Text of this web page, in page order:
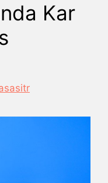
Kar